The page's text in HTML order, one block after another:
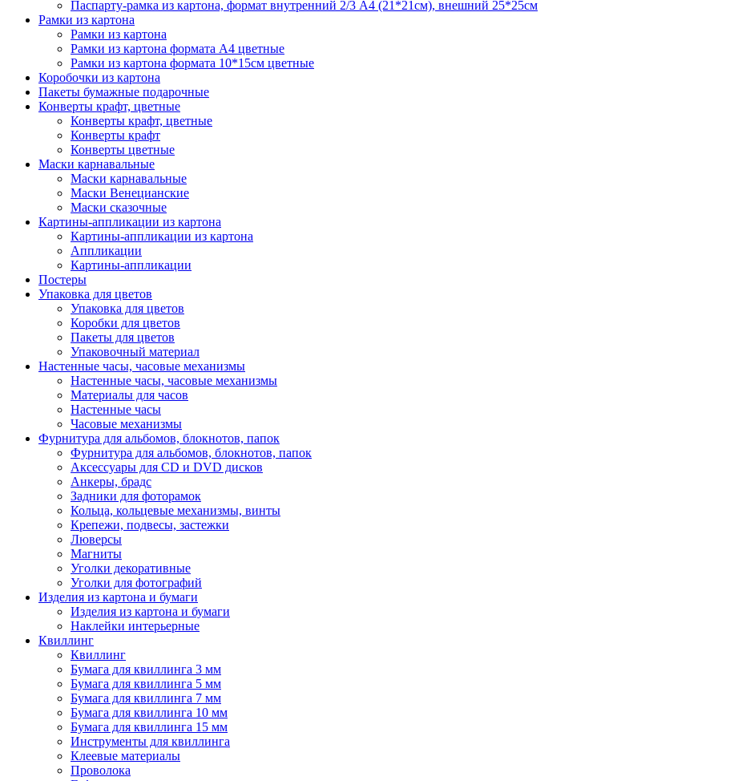
Паспарту-рамка из картона, формат внутренний 2/3 А4 (21*21см), внешний 25*25см
Рамки из картона
Рамки из картона
Рамки из картона формата А4 цветные
Рамки из картона формата 10*15см цветные
Коробочки из картона
Пакеты бумажные подарочные
Конверты крафт, цветные
Конверты крафт, цветные
Конверты крафт
Конверты цветные
Маски карнавальные
Маски карнавальные
Маски Венецианские
Маски сказочные
Картины-аппликации из картона
Картины-аппликации из картона
Аппликации
Картины-аппликации
Постеры
Упаковка для цветов
Упаковка для цветов
Коробки для цветов
Пакеты для цветов
Упаковочный материал
Настенные часы, часовые механизмы
Настенные часы, часовые механизмы
Материалы для часов
Настенные часы
Часовые механизмы
Фурнитура для альбомов, блокнотов, папок
Фурнитура для альбомов, блокнотов, папок
Аксессуары для CD и DVD дисков
Анкеры, брадс
Задники для фоторамок
Кольца, кольцевые механизмы, винты
Крепежи, подвесы, застежки
Люверсы
Магниты
Уголки декоративные
Уголки для фотографий
Изделия из картона и бумаги
Изделия из картона и бумаги
Наклейки интерьерные
Квиллинг
Квиллинг
Бумага для квиллинга 3 мм
Бумага для квиллинга 5 мм
Бумага для квиллинга 7 мм
Бумага для квиллинга 10 мм
Бумага для квиллинга 15 мм
Инструменты для квиллинга
Клеевые материалы
Проволока